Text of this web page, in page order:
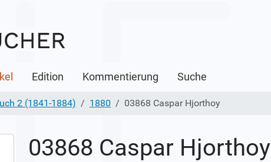
Edition Kommentierung Suche
2 (1841-1884) 1880 03868 Caspar Hjorthoy
03868 Caspar Hjorthoy